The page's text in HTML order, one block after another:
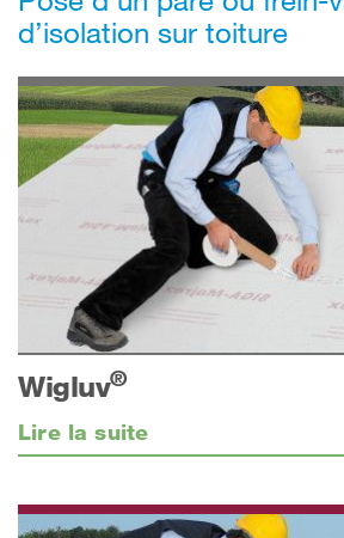
d’isolation sur toiture
Wigluv®
Lire la suite